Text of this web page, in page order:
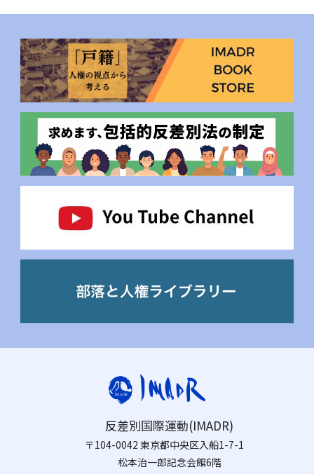
反差別国際運動(IMADR)
〒104-0042 東京都中央区入船1-7-1
松本治一郎記念会館6階